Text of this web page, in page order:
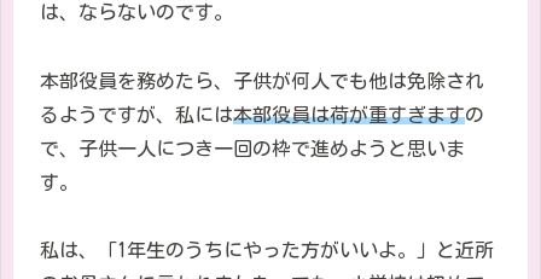
は、ならないのです。
本部役員を務めたら、子供が何人でも他は免除され
るようですが、私には本部役員は荷が重すぎますの
で、子供一人につき一回の枠で進めようと思いま
す。
私は、「1 年生のうちにやった方がいいよ。」と近所